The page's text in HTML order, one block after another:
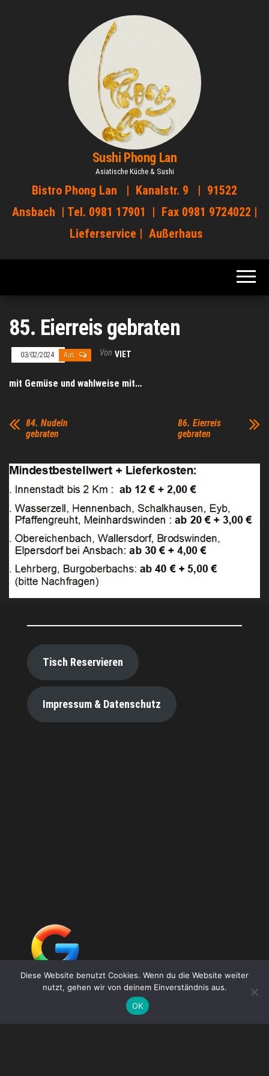
Sushi Phong Lan
Asiatische Küche & Sushi
Bistro Phong Lan | Kanalstr. 9 | 91522
Ansbach | Tel. 0981 17901 | Fax 0981 9724022 |
Lieferservice | Außerhaus
85. Eierreis gebraten
03/02/2024 Aus Von VIET
mit Gemüse und wahlweise mit…
84. Nudeln
gebraten
86. Eierreis
gebraten
Tisch Reservieren
Impressum & Datenschutz
DE
Diese Website benutzt Cookies. Wenn du die Website weiter
nutzt, gehen wir von deinem Einverständnis aus.
OK